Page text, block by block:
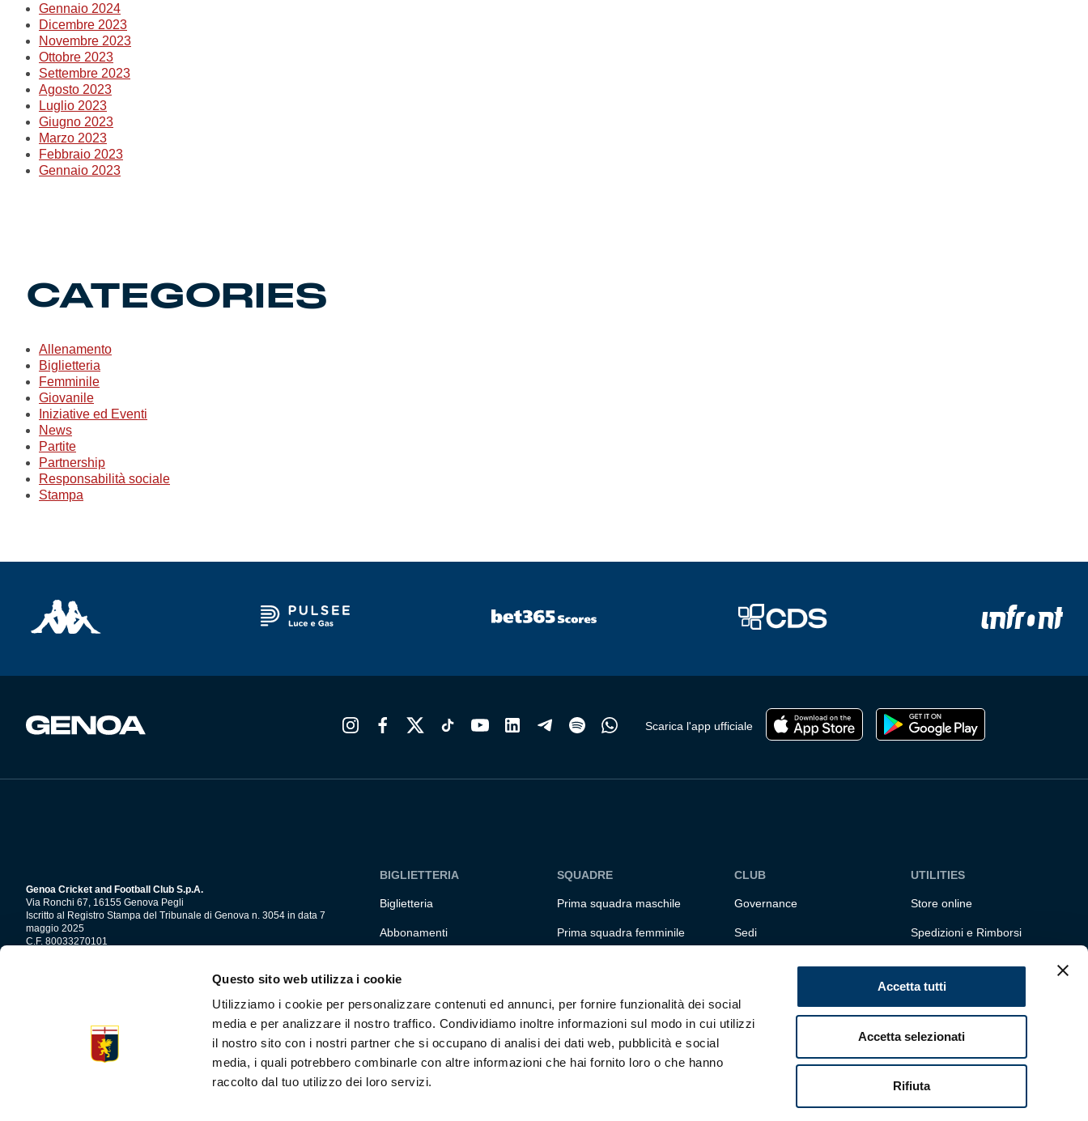
Questo sito web utilizza i cookie
Utilizziamo i cookie per personalizzare contenuti ed annunci, per fornire funzionalità dei social
media e per analizzare il nostro traffico. Condividiamo inoltre informazioni sul modo in cui utilizzi
il nostro sito con i nostri partner che si occupano di analisi dei dati web, pubblicità e social
media, i quali potrebbero combinarle con altre informazioni che hai fornito loro o che hanno
raccolto dal tuo utilizzo dei loro servizi.
Accetta tutti
Accetta selezionati
Rifiuta
Gennaio 2024
Dicembre 2023
Novembre 2023
Ottobre 2023
Settembre 2023
Agosto 2023
Luglio 2023
Giugno 2023
Marzo 2023
Febbraio 2023
Gennaio 2023
CATEGORIES
Allenamento
Biglietteria
Femminile
Giovanile
Iniziative ed Eventi
News
Partite
Partnership
Responsabilità sociale
Stampa
Scarica l'app ufficiale
Genoa Cricket and Football Club S.p.A.
Via Ronchi 67, 16155 Genova Pegli
Iscritto al Registro Stampa del Tribunale di Genova n. 3054 in data 7
maggio 2025
C.F. 80033270101
BIGLIETTERIA
Biglietteria
Abbonamenti
Hospitality
SQUADRE
Prima squadra maschile
Prima squadra femminile
Genoa Academy
Summer Camp
CLUB
Governance
Sedi
UTILITIES
Store online
Spedizioni e Rimborsi